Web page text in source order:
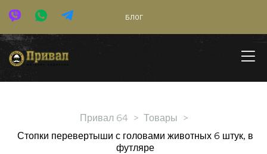
БЛОГ
Привал 64 > Товары >
Стопки перевертыши с головами животных 6 штук, в
футляре